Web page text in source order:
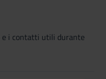
e i contatti utili durante